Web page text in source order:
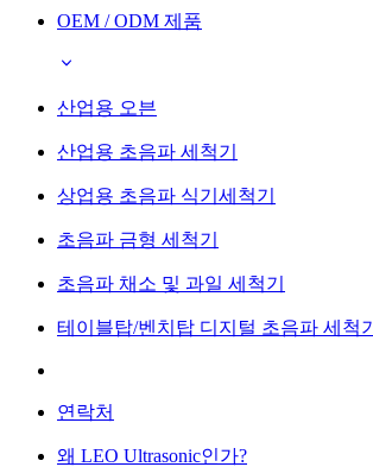
OEM / ODM 제품
산업용 오븐
산업용 초음파 세척기
상업용 초음파 식기세척기
초음파 금형 세척기
초음파 채소 및 과일 세척기
테이블탑/벤치탑 디지털 초음파 세척기
연락처
왜 LEO Ultrasonic인가?